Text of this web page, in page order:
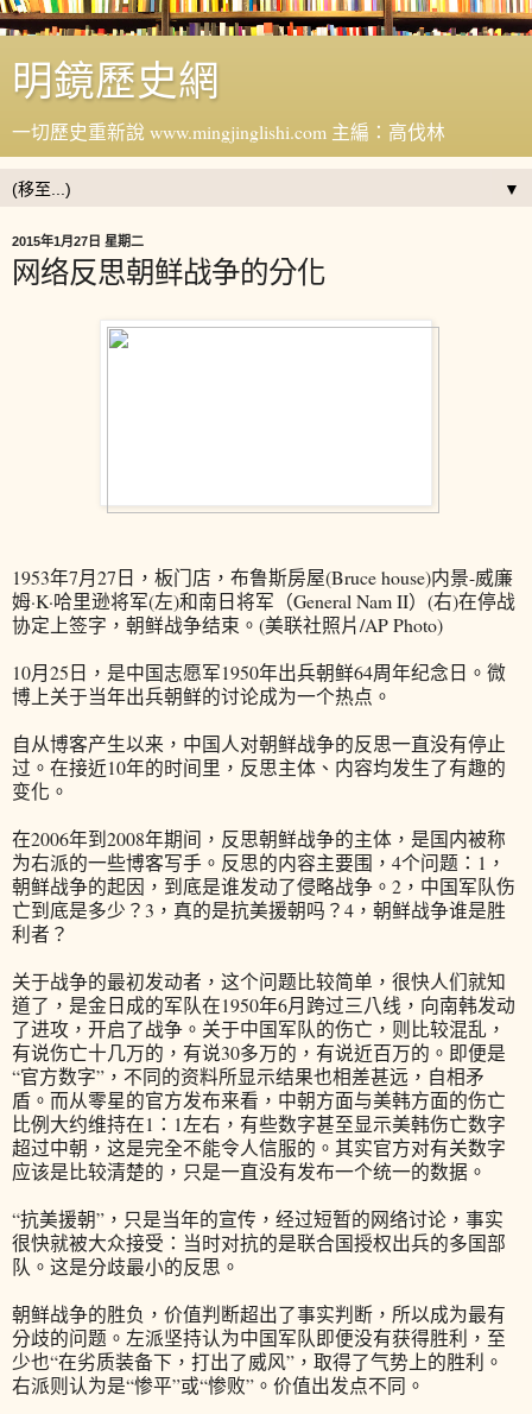
明鏡歷史網
一切歷史重新說 www.mingjinglishi.com 主編：高伐林
▼
2015年1月27日 星期二
网络反思朝鲜战争的分化
1953年7月27日，板门店，布鲁斯房屋(Bruce house)内景-威廉
姆·K·哈里逊将军(左)和南日将军（General Nam II）(右)在停战
协定上签字，朝鲜战争结束。(美联社照片/AP Photo)
10月25日，是中国志愿军1950年出兵朝鲜64周年纪念日。微
博上关于当年出兵朝鲜的讨论成为一个热点。
自从博客产生以来，中国人对朝鲜战争的反思一直没有停止
过。在接近10年的时间里，反思主体、内容均发生了有趣的
变化。
在2006年到2008年期间，反思朝鲜战争的主体，是国内被称
为右派的一些博客写手。反思的内容主要围，4个问题：1，
朝鲜战争的起因，到底是谁发动了侵略战争。2，中国军队伤
亡到底是多少？3，真的是抗美援朝吗？4，朝鲜战争谁是胜
利者？
关于战争的最初发动者，这个问题比较简单，很快人们就知
道了，是金日成的军队在1950年6月跨过三八线，向南韩发动
了进攻，开启了战争。关于中国军队的伤亡，则比较混乱，
有说伤亡十几万的，有说30多万的，有说近百万的。即便是
“官方数字”，不同的资料所显示结果也相差甚远，自相矛
盾。而从零星的官方发布来看，中朝方面与美韩方面的伤亡
比例大约维持在1：1左右，有些数字甚至显示美韩伤亡数字
超过中朝，这是完全不能令人信服的。其实官方对有关数字
应该是比较清楚的，只是一直没有发布一个统一的数据。
“抗美援朝”，只是当年的宣传，经过短暂的网络讨论，事实
很快就被大众接受：当时对抗的是联合国授权出兵的多国部
队。这是分歧最小的反思。
朝鲜战争的胜负，价值判断超出了事实判断，所以成为最有
分歧的问题。左派坚持认为中国军队即便没有获得胜利，至
少也“在劣质装备下，打出了威风”，取得了气势上的胜利。
右派则认为是“惨平”或“惨败”。价值出发点不同。